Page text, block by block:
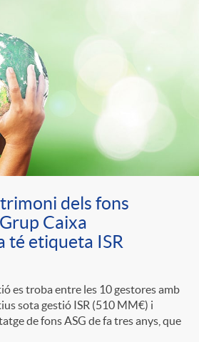
dels fons
Caixa
té etiqueta ISR
es troba entre les 10 gestores amb
sota gestió ISR (510 MM€) i
de fons ASG de fa tres anys, que